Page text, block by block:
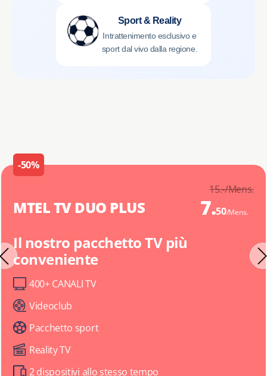
Sport & Reality
Intrattenimento esclusivo e
sport dal vivo dalla regione.
-50%
MTEL TV DUO PLUS 7.50/Mens.
15.-/Mens.
Il nostro pacchetto TV più
conveniente
400+ CANALI TV
Videoclub
Pacchetto sport
Reality TV
2 dispositivi allo stesso tempo